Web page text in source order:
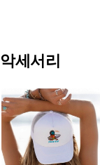
악세서리